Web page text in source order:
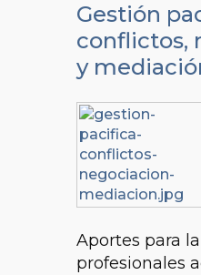
Gestión
conflictos,
y
Aportes para
profesionales